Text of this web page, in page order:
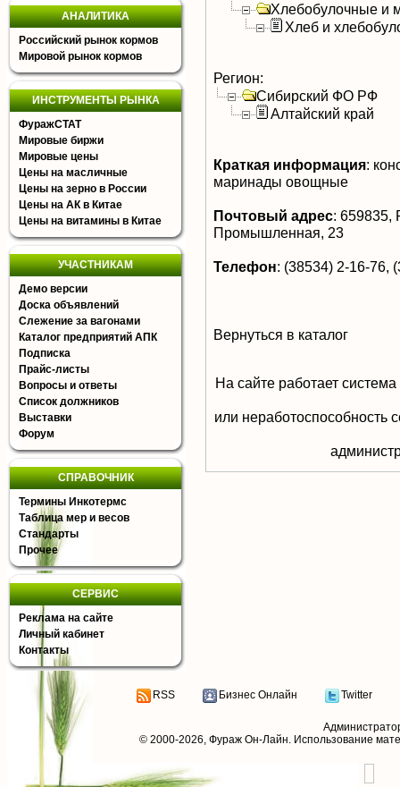
АНАЛИТИКА
Российский рынок кормов
Мировой рынок кормов
ИНСТРУМЕНТЫ РЫНКА
ФуражСТАТ
Мировые биржи
Мировые цены
Цены на масличные
Цены на зерно в России
Цены на АК в Китае
Цены на витамины в Китае
УЧАСТНИКАМ
Демо версии
Доска объявлений
Слежение за вагонами
Каталог предприятий АПК
Подписка
Прайс-листы
Вопросы и ответы
Список должников
Выставки
Форум
СПРАВОЧНИК
Термины Инкотермс
Таблица мер и весов
Стандарты
Прочее
СЕРВИС
Реклама на сайте
Личный кабинет
Контакты
Хлебобулочные и
Хлеб и
Регион:
Сибирский ФО РФ
Алтайский край
Краткая информация:
маринады овощные
Почтовый адрес: 659835,
Промышленная, 23
Телефон: (38534) 2-16-76,
Вернуться в каталог
На сайте работает
или неработоспособность
RSS Бизнес Онлайн Twitter
© 2000-2026, Фураж Он-Лайн. Использование